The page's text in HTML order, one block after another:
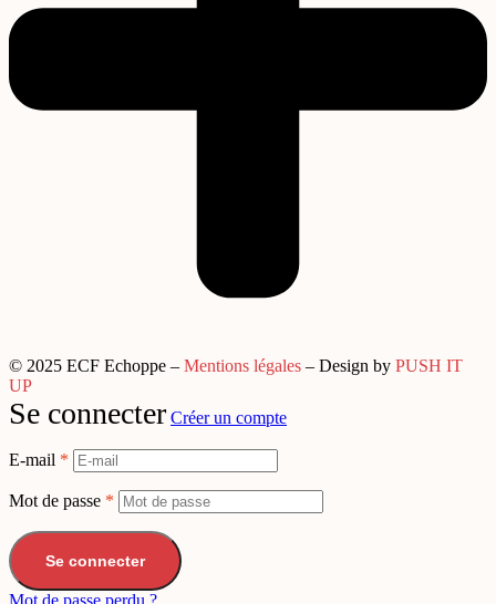
© 2025 ECF Echoppe – Mentions légales – Design by PUSH IT
UP
Se connecter Créer un compte
E-mail *
Mot de passe *
Se connecter